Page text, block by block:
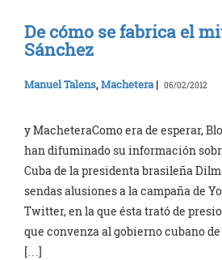
De cómo se fabrica el
Sánchez
Manuel Talens,Machetera | 06/02/2012
y MacheteraComo era de esperar,
han difuminado su información
Cuba de la presidenta brasileña
sendas alusiones a la campaña de
Twitter, en la que ésta trató de
que convenza al gobierno cubano
[…]